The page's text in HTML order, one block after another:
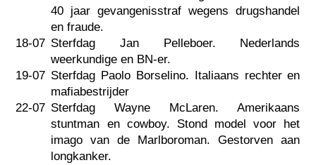
40 jaar gevangenisstraf wegens drugshandel
en fraude.
18-07 Sterfdag Jan Pelleboer. Nederlands
weerkundige en BN-er.
19-07 Sterfdag Paolo Borselino. Italiaans rechter en
mafiabestrijder
22-07 Sterfdag Wayne McLaren. Amerikaans
stuntman en cowboy. Stond model voor het
imago van de Marlboroman. Gestorven aan
longkanker.